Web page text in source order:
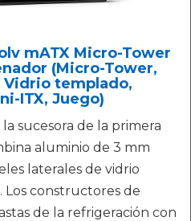
mATX Micro-Tower
(Micro-Tower,
Vidrio templado,
ITX, Juego)
la sucesora de la primera
aluminio de 3 mm
laterales de vidrio
constructores de
de la refrigeración con